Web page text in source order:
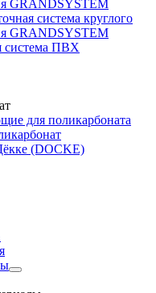
GRANDSYSTEM
система круглого
GRANDSYSTEM
система ПВХ
для поликарбоната
(DOCKE)